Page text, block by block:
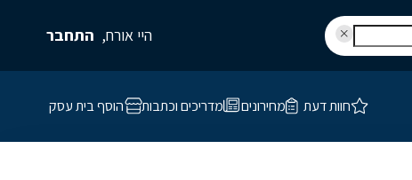
היי אורח, התחבר
חוות דעת מחירונים מדריכים וכתבות הוסף בית עסק